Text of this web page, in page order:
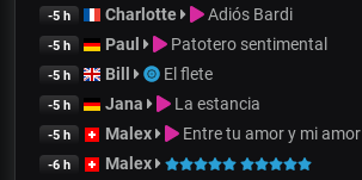
-5 h Charlotte Adiós Bardi
-5 h Paul Patotero sentimental
-5 h Bill El flete
-5 h Jana La estancia
-5 h Malex Entre tu amor y mi amor
-6 h Malex